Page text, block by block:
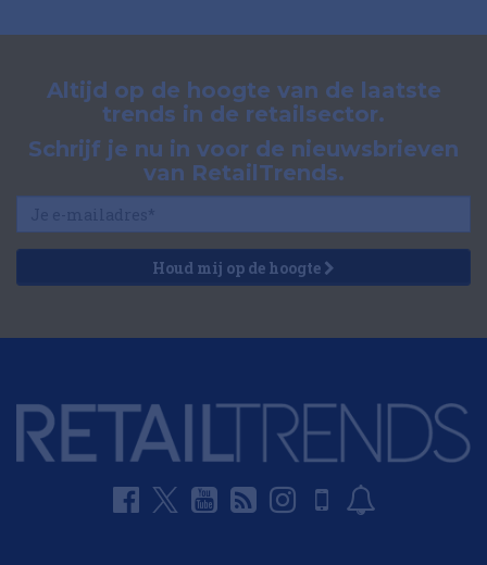
Altijd op de hoogte van de laatste
trends in de retailsector.
Schrijf je nu in voor de nieuwsbrieven
van RetailTrends.
Houd mij op de hoogte